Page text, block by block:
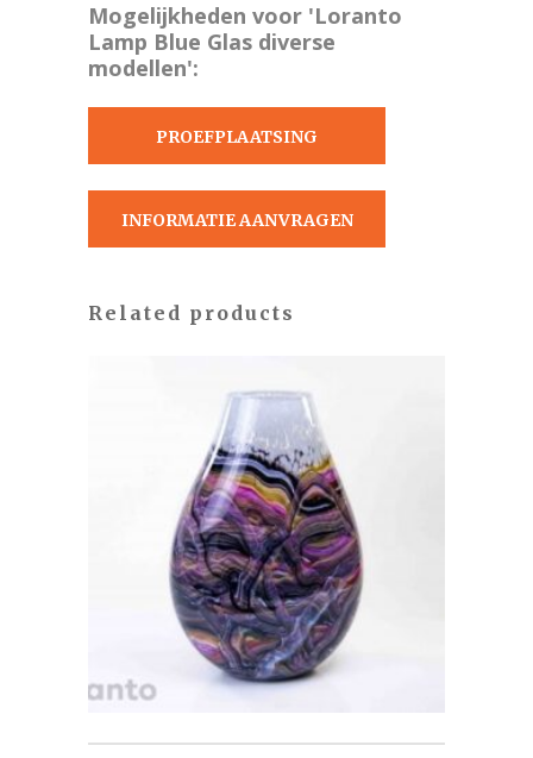
Mogelijkheden voor 'Loranto
Lamp Blue Glas diverse
modellen':
PROEFPLAATSING
INFORMATIE AANVRAGEN
Related products